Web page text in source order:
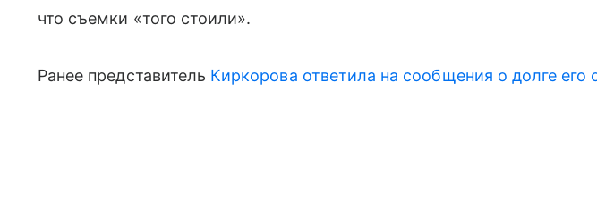
что съемки «того стоили».
Ранее представитель Киркорова ответила на сообщения о долге